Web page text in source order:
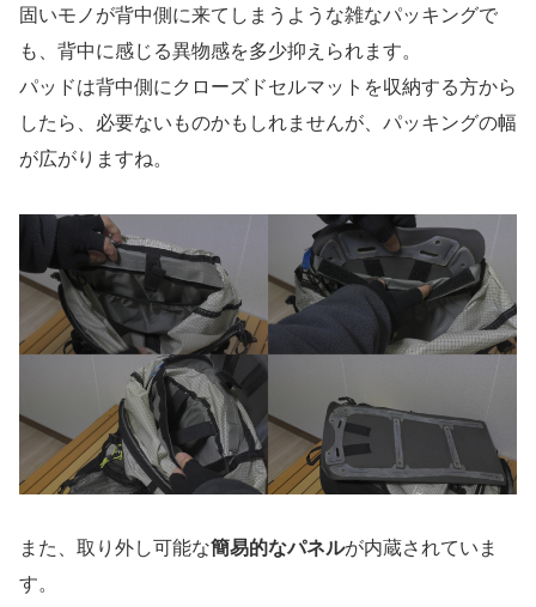
固いモノが背中側に来てしまうような雑なパッキングで
も、背中に感じる異物感を多少抑えられます。
パッドは背中側にクローズドセルマットを収納する方から
したら、必要ないものかもしれませんが、パッキングの幅
が広がりますね。
また、取り外し可能な簡易的なパネルが内蔵されていま
す。